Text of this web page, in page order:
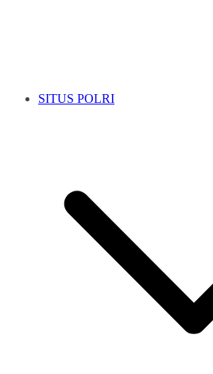
SITUS POLRI